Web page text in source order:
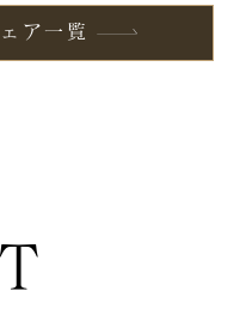
ア一覧